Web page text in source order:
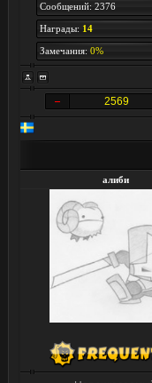
Сообщений: 2376
Награды: 14
Замечания: 0%
2569
алиби